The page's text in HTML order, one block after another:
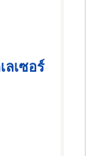
เซอร์